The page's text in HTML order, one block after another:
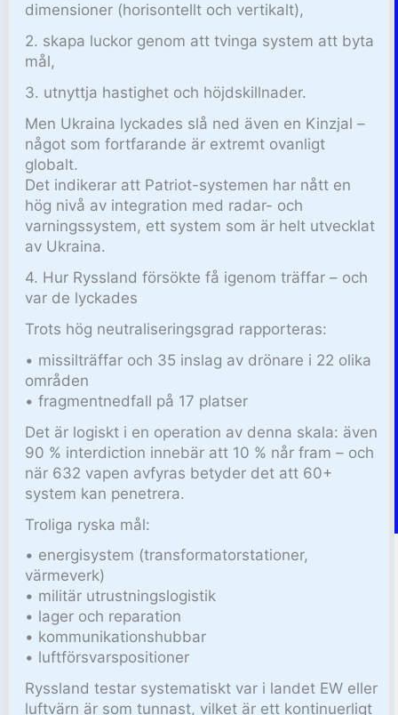
dimensioner (horisontellt och vertikalt),
2. skapa luckor genom att tvinga system att byta
mål,
3. utnyttja hastighet och höjdskillnader.
Men Ukraina lyckades slå ned även en Kinzjal –
något som fortfarande är extremt ovanligt
globalt.
Det indikerar att Patriot-systemen har nått en
hög nivå av integration med radar- och
varningssystem, ett system som är helt utvecklat
av Ukraina.
4. Hur Ryssland försökte få igenom träffar – och
var de lyckades
Trots hög neutraliseringsgrad rapporteras:
• missilträffar och 35 inslag av drönare i 22 olika
områden
• fragmentnedfall på 17 platser
Det är logiskt i en operation av denna skala: även
90 % interdiction innebär att 10 % når fram – och
när 632 vapen avfyras betyder det att 60+
system kan penetrera.
Troliga ryska mål:
• energisystem (transformatorstationer,
värmeverk)
• militär utrustningslogistik
• lager och reparation
• kommunikationshubbar
• luftförsvarspositioner
Ryssland testar systematiskt var i landet EW eller
luftvärn är som tunnast, vilket är ett kontinuerligt